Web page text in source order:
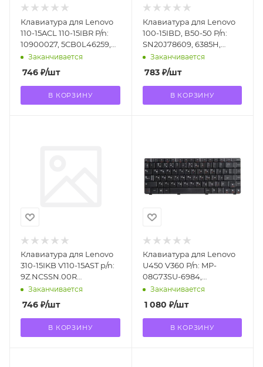
Клавиатура для Lenovo
110-15ACL 110-15IBR P/n:
10900027, 5CB0L46259,
PK1311S3A05, PM5NR-RU
Заканчивается
746 ₽/шт
В КОРЗИНУ
Клавиатура для Lenovo
100-15IBD, В50-50 P/n:
SN20J78609, 6385H,
PK1310E1A00
Заканчивается
783₽/шт
В КОРЗИНУ
Клавиатура для Lenovo
310-15IKB V110-15AST p/n:
9Z.NCSSN.00R
SN20K93009 NSK-BV0SN
Заканчивается
746 ₽/шт
В КОРЗИНУ
Клавиатура для Lenovo
U450 V360 P/n: MP-
08G73SU-6984,
PK130A94A06, 25-009333,
25-009336
Заканчивается
1 080 ₽/шт
В КОРЗИНУ